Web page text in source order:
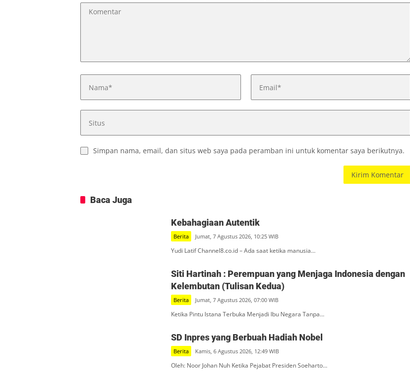
Simpan nama, email, dan situs web saya pada peramban ini untuk komentar saya berikutnya.
Baca Juga
Kebahagiaan Autentik
Berita Jumat, 7 Agustus 2026, 10:25 WIB
Yudi Latif Channel8.co.id – Ada saat ketika manusia…
Siti Hartinah : Perempuan yang Menjaga Indonesia dengan
Kelembutan (Tulisan Kedua)
Berita Jumat, 7 Agustus 2026, 07:00 WIB
Ketika Pintu Istana Terbuka Menjadi Ibu Negara Tanpa…
SD Inpres yang Berbuah Hadiah Nobel
Berita Kamis, 6 Agustus 2026, 12:49 WIB
Oleh: Noor Johan Nuh Ketika Pejabat Presiden Soeharto…